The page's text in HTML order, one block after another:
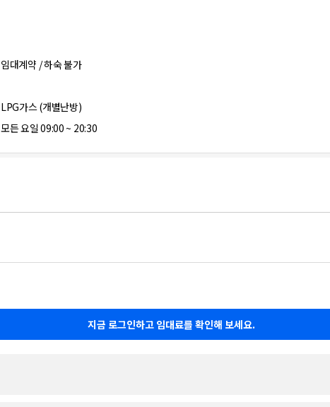
임대계약 / 하숙 불가
LPG가스 (개별난방)
모든 요일 09:00 ~ 20:30
지금 로그인하고 임대료를 확인해 보세요.